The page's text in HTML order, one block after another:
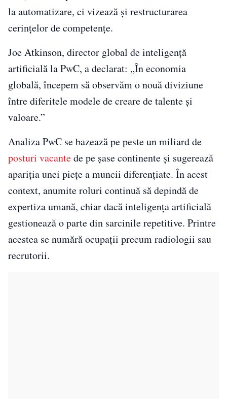
la automatizare, ci vizează și restructurarea
cerințelor de competențe.
Joe Atkinson, director global de inteligență
artificială la PwC, a declarat: „În economia
globală, începem să observăm o nouă diviziune
între diferitele modele de creare de talente și
valoare.”
Analiza PwC se bazează pe peste un miliard de
posturi vacantede pe șase continente și sugerează
apariția unei piețe a muncii diferențiate. În acest
context, anumite roluri continuă să depindă de
expertiza umană, chiar dacă inteligența artificială
gestionează o parte din sarcinile repetitive. Printre
acestea se numără ocupații precum radiologii sau
recrutorii.